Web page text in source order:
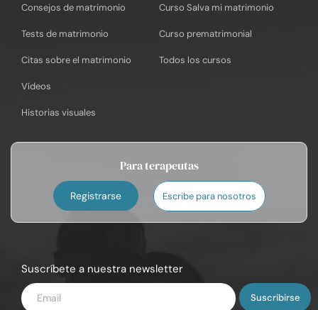
Consejos de matrimonio
Tests de matrimonio
Citas sobre el matrimonio
Vídeos
Historias visuales
Curso Salva mi matrimonio
Curso prematrimonial
Todos los cursos
Para terapeutas
Registrarse Escribe para nosotros
Suscríbete a nuestra newsletter
Introduce